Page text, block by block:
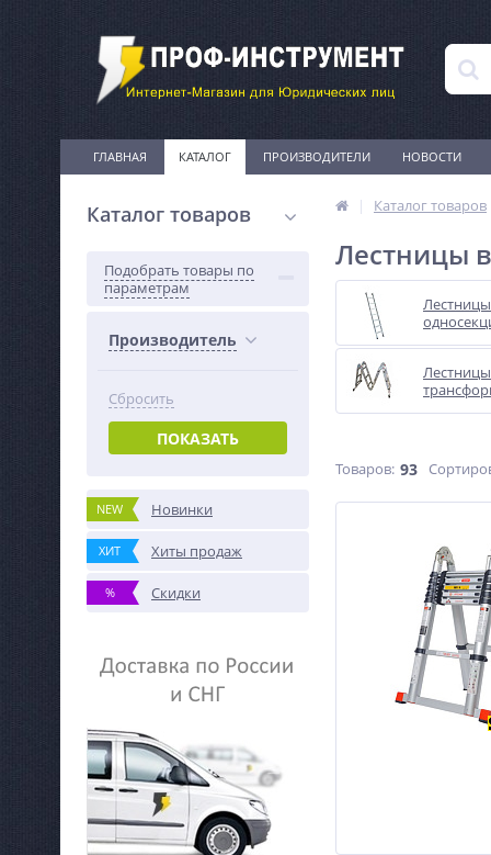
ГЛАВНАЯ КАТАЛОГ ПРОИЗВОДИТЕЛИ НОВОСТИ
Каталог товаров
Подобрать товары по
параметрам
Производитель
Сбросить
ПОКАЗАТЬ
NEW Новинки
ХИТ Хиты продаж
% Скидки
Каталог товаров
Лестницы
Лестницы
Лестницы
Товаров: 93